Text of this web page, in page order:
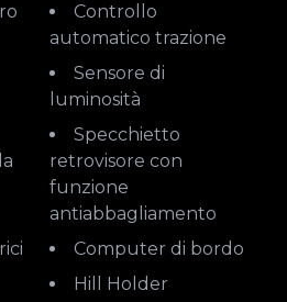
Controllo
automatico trazione
Sensore di
luminosità
Specchietto
retrovisore con
funzione
antiabbagliamento
Computer di bordo
Hill Holder